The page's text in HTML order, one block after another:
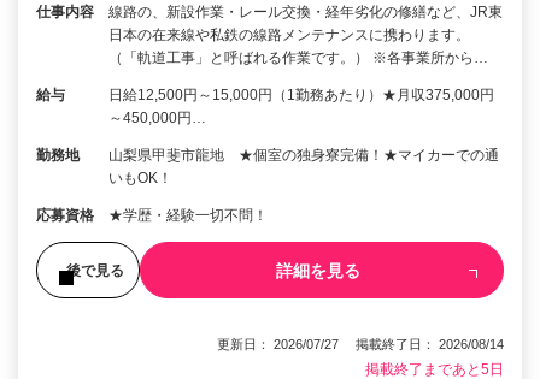
仕事内容
線路の、新設作業・レール交換・経年劣化の修繕など、JR東
日本の在来線や私鉄の線路メンテナンスに携わります。
（「軌道工事」と呼ばれる作業です。） ※各事業所から…
給与
日給12,500円～15,000円（1勤務あたり）★月収375,000円
～450,000円…
勤務地
山梨県甲斐市龍地 ★個室の独身寮完備！★マイカーでの通
いもOK！
応募資格 ★学歴・経験一切不問！
後で見る 詳細を見る
更新日： 2026/07/27 掲載終了日： 2026/08/14
掲載終了まであと5日